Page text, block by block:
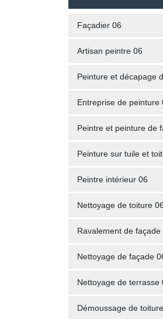
Façadier 06
Artisan peintre 06
Peinture et décapage
Entreprise de peinture
Peintre et peinture de
Peinture sur tuile et
Peintre intérieur 06
Nettoyage de toiture 06
Ravalement de façade
Nettoyage de façade
Nettoyage de terrasse
Démoussage de